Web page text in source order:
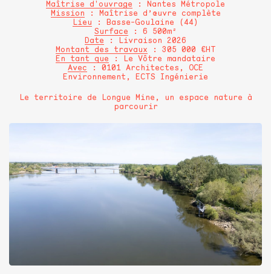
Maîtrise d'ouvrage : Nantes Métropole
Mission : Maîtrise d’œuvre complète
Lieu : Basse-Goulaine (44)
Surface : 6 500m²
Date : Livraison 2026
Montant des travaux : 305 000 €HT
En tant que : Le Vôtre mandataire
Avec : 0101 Architectes, OCE
Environnement, ECTS Ingénierie
Le territoire de Longue Mine, un espace nature à
parcourir